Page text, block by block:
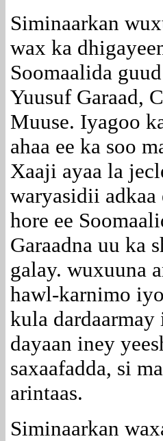
Siminaarkan
wax ka
Soomaalida
Yuusuf Garaad,
Muuse. Iyagoo
ahaa ee ka soo
Xaaji ayaa la
waryasidii
hore ee
Garaadna uu ka
galay. wuxuuna
hawl-karnimo
kula
dayaan iney
saxaafadda, si
arintaas.
Siminaarkan